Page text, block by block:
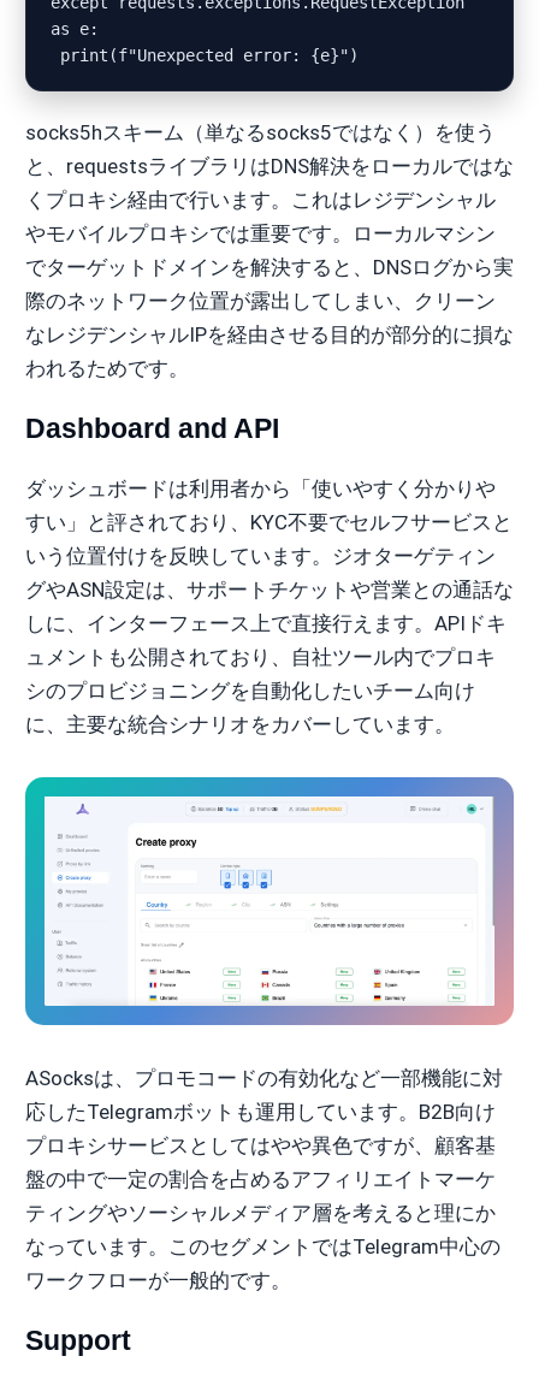
as e:
socks5hスキーム（単なるsocks5ではなく）を使う
と、requestsライブラリはDNS解決をローカルではな
くプロキシ経由で行います。これはレジデンシャル
やモバイルプロキシでは重要です。ローカルマシン
でターゲットドメインを解決すると、DNSログから実
際のネットワーク位置が露出してしまい、クリーン
なレジデンシャルIPを経由させる目的が部分的に損な
われるためです。
Dashboard and API
ダッシュボードは利用者から「使いやすく分かりや
すい」と評されており、KYC不要でセルフサービスと
いう位置付けを反映しています。ジオターゲティン
グやASN設定は、サポートチケットや営業との通話な
しに、インターフェース上で直接行えます。APIドキ
ュメントも公開されており、自社ツール内でプロキ
シのプロビジョニングを自動化したいチーム向け
に、主要な統合シナリオをカバーしています。
ASocksは、プロモコードの有効化など一部機能に対
応したTelegramボットも運用しています。B2B向け
プロキシサービスとしてはやや異色ですが、顧客基
盤の中で一定の割合を占めるアフィリエイトマーケ
ティングやソーシャルメディア層を考えると理にか
なっています。このセグメントではTelegram中心の
ワークフローが一般的です。
Support